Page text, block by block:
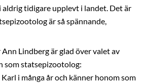
aldrig tidigare upplevt i landet. Det är
är så spännande,
Lindberg är glad över valet av
som statsepizootolog:
i många år och känner honom som